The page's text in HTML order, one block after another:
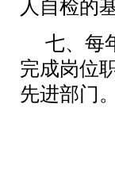
人自检的
七、每
完成岗位
先进部门。